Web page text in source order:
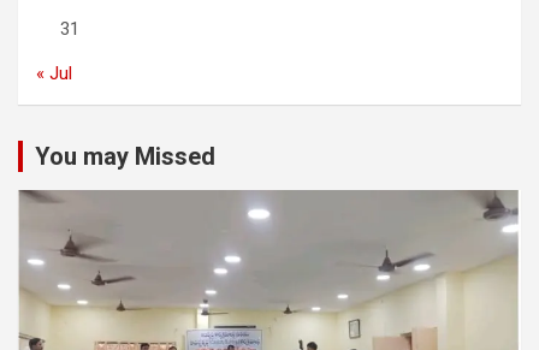
31
« Jul
You may Missed